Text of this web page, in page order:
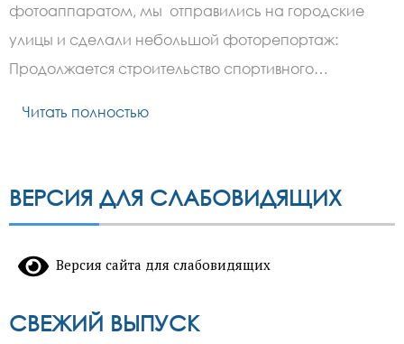
фотоаппаратом, мы отправились на городские
улицы и сделали небольшой фоторепортаж:
Продолжается строительство спортивного…
Читать полностью
ВЕРСИЯ ДЛЯ СЛАБОВИДЯЩИХ
Версия сайта для слабовидящих
СВЕЖИЙ ВЫПУСК